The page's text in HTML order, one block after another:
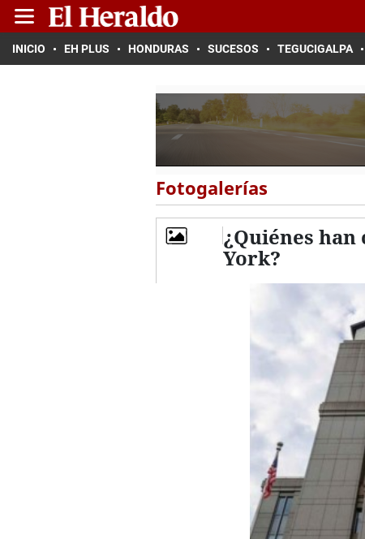
INICIO EH PLUS HONDURAS SUCESOS TEGUCIGALPA
Fotogalerías
¿Quiénes
York?